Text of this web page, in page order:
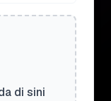
di sini